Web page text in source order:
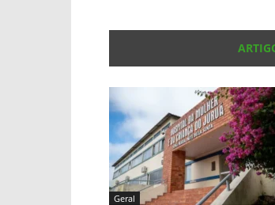
Geral